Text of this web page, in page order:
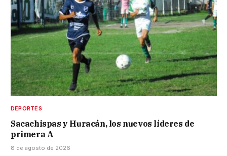
DEPORTES
Sacachispas y Huracán, los nuevos líderes de
primera A
8 de agosto de 2026